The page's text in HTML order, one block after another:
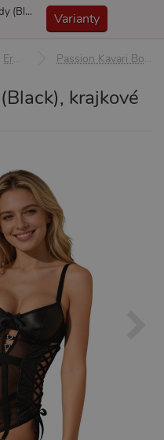
Erotické body Passion Kavari Body (Black), krajkové body s podvazky S/M
krajkové
Passion Kavari Body (Black), krajkové body s podvazky
Varianty